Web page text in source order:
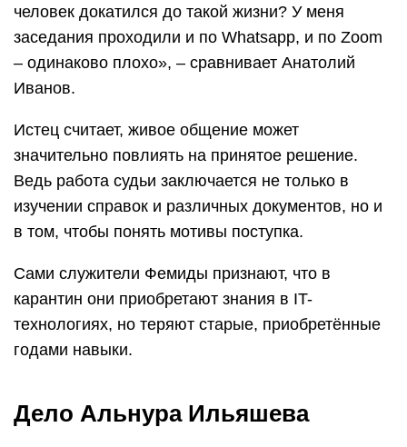
человек докатился до такой жизни? У меня
заседания проходили и по Whatsapp, и по Zoom
– одинаково плохо», – сравнивает Анатолий
Иванов.
Истец считает, живое общение может
значительно повлиять на принятое решение.
Ведь работа судьи заключается не только в
изучении справок и различных документов, но и
в том, чтобы понять мотивы поступка.
Сами служители Фемиды признают, что в
карантин они приобретают знания в IT-
технологиях, но теряют старые, приобретённые
годами навыки.
Дело Альнура Ильяшева